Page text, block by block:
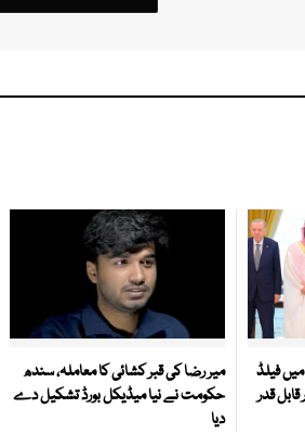
فیلڈ
قدر
میر رضا کی قبر کشائی کا معاملہ، سندھ
حکومت نے نیا میڈیکل بورڈ تشکیل دے
دیا